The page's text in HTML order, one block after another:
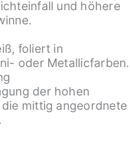
und höhere
foliert in
oder Metallicfarben.
der hohen
mittig angeordnete